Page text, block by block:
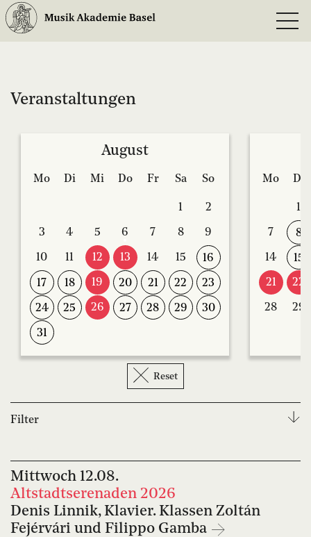
Veranstaltungen
August
Mo Di Mi Do Fr Sa So
1 2
3 4 5 6 7 8 9
10 11 12 13 14 15 16
17 18 19 20 21 22 23
24 25 26 27 28 29 30
31
Mo Di
1
7 8
14 15
21 22
28 29
Reset
Filter
Musikschule der Schola Cantorum Basiliensis
Vera Oeri-Bibliothek Musikschule Riehen
12.08.
Mittwoch
Altstadtserenaden 2026
Denis Linnik, Klavier. Klassen Zoltán
Fejérvári und Filippo Gamba